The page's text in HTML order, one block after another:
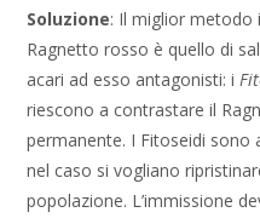
Soluzione: Il miglior metodo
Ragnetto rosso è quello di
acari ad esso antagonisti: i
riescono a contrastare il
permanente. I Fitoseidi sono
nel caso si vogliano
popolazione. L’immissione